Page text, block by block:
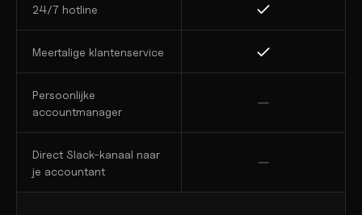
24/7 hotline
Meertalige klantenservice
Persoonlijke
accountmanager
Direct Slack-kanaal naar
je accountant